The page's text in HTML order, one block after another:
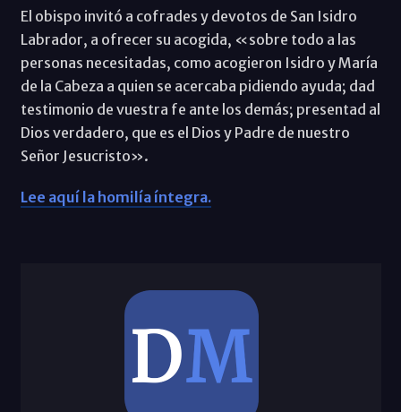
El obispo invitó a cofrades y devotos de San Isidro
Labrador, a ofrecer su acogida, «sobre todo a las
personas necesitadas, como acogieron Isidro y María
de la Cabeza a quien se acercaba pidiendo ayuda; dad
testimonio de vuestra fe ante los demás; presentad al
Dios verdadero, que es el Dios y Padre de nuestro
Señor Jesucristo».
Lee aquí la homilía íntegra.